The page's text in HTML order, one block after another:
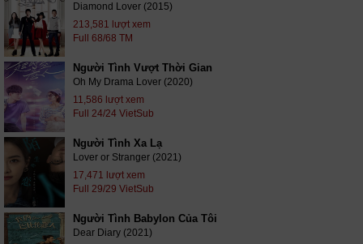
Diamond Lover (2015)
213,581 lượt xem
Full 68/68 TM
Người Tình Vượt Thời Gian
Oh My Drama Lover (2020)
11,586 lượt xem
Full 24/24 VietSub
Người Tình Xa Lạ
Lover or Stranger (2021)
17,471 lượt xem
Full 29/29 VietSub
Người Tình Babylon Của Tôi
Dear Diary (2021)